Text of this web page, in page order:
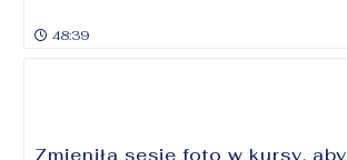
48:39
Zmieniła sesje foto w kursy, aby